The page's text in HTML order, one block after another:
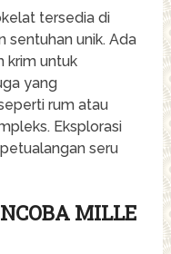
tersedia di
sentuhan unik. Ada
krim untuk
yang
rum atau
Eksplorasi
seru
MILLE